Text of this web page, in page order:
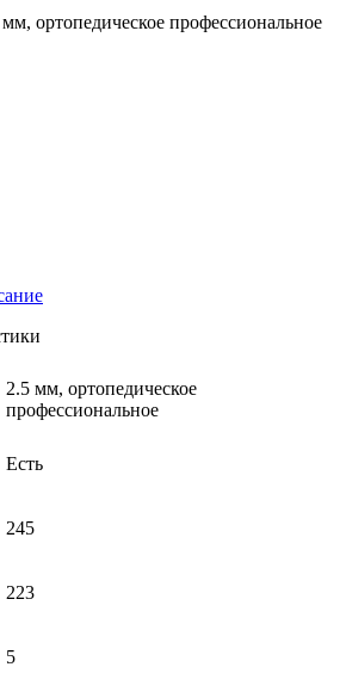
ортопедическое профессиональное
2.5 мм, ортопедическое
профессиональное
Есть
245
223
5